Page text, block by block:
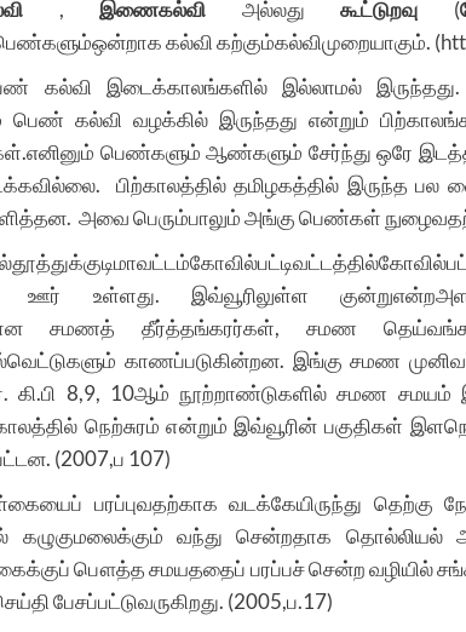
, இணைகல்வி அல்லது கூட்டுறவு (
கல்வி கற்கும்கல்விமுறையாகும். (
கல்வி இடைக்காலங்களில் இல்லாமல்
பெண் கல்வி வழக்கில் இருந்தது என்றும்
பெண்களும் ஆண்களும் சேர்ந்து ஒரே
பிற்காலத்தில் தமிழகத்தில் இருந்த
அவை பெரும்பாலும் அங்கு பெண்கள்
ஊர் உள்ளது. இவ்வூரிலுள்ள
சமணத் தீர்த்தங்கரர்கள், சமண
காணப்படுகின்றன. இங்கு சமண
கி.பி 8,9, 10ஆம் நூற்றாண்டுகளில் சமண சமயம்
நெற்சுரம் என்றும் இவ்வூரின் பகுதிகள்
(2007,ப 107)
பரப்புவதற்காக வடக்கேயிருந்து
கழுகுமலைக்கும் வந்து சென்றதாக தொல்லியல்
பௌத்த சமயததைப் பரப்பச் சென்ற வழியில்
பேசப்பட்டுவருகிறது. (2005,ப.17)